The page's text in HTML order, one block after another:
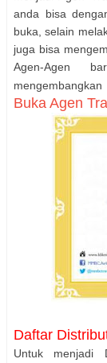
anda bisa
buka, selain
juga bisa
Agen-Agen
Buka Agen
Daftar
Untuk menjadi